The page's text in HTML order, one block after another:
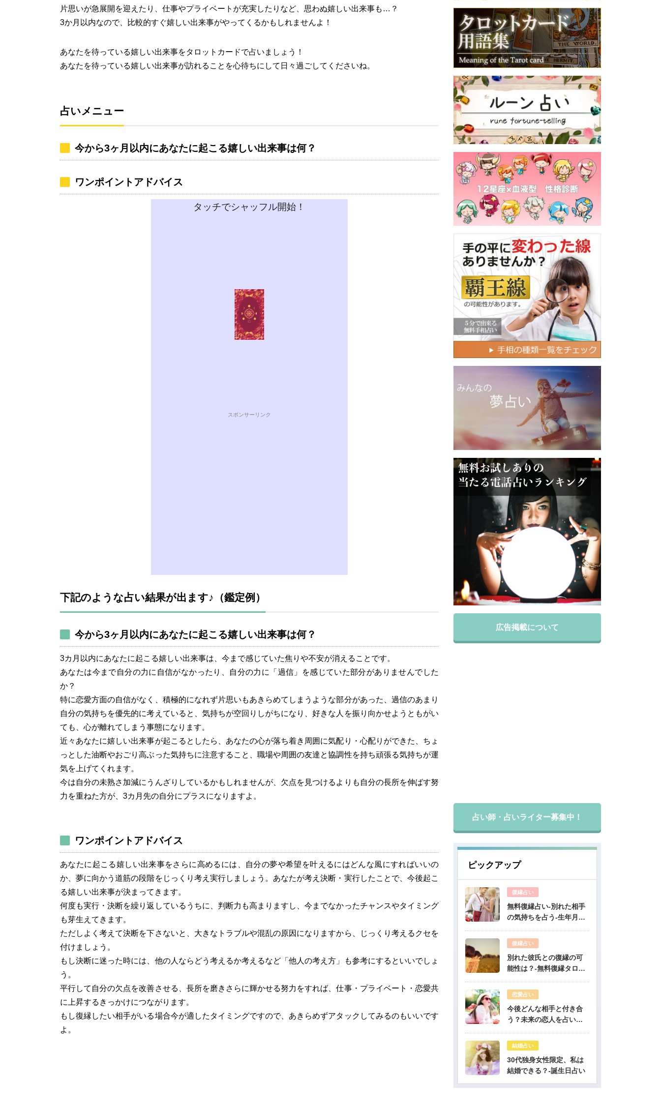
片思いが急展開を迎えたり、仕事やプライベートが充実したりなど、思わぬ嬉しい出来事も…？
3か月以内なので、比較的すぐ嬉しい出来事がやってくるかもしれませんよ！
あなたを待っている嬉しい出来事をタロットカードで占いましょう！
あなたを待っている嬉しい出来事が訪れることを心待ちにして日々過ごしてくださいね。
占いメニュー
今から3ヶ月以内にあなたに起こる嬉しい出来事は何？
ワンポイントアドバイス
タッチでシャッフル開始！
スポンサーリンク
下記のような占い結果が出ます♪（鑑定例）
今から3ヶ月以内にあなたに起こる嬉しい出来事は何？
3カ月以内にあなたに起こる嬉しい出来事は、今まで感じていた焦りや不安が消えることです。
あなたは今まで自分の力に自信がなかったり、自分の力に「過信」を感じていた部分がありませんでした
か？
特に恋愛方面の自信がなく、積極的になれず片思いもあきらめてしまうような部分があった、過信のあまり
自分の気持ちを優先的に考えていると、気持ちが空回りしがちになり、好きな人を振り向かせようともがい
ても、心が離れてしまう事態になります。
近々あなたに嬉しい出来事が起こるとしたら、あなたの心が落ち着き周囲に気配り・心配りができた、ちょ
っとした油断やおごり高ぶった気持ちに注意すること、職場や周囲の友達と協調性を持ち頑張る気持ちが運
気を上げてくれます。
今は自分の未熟さ加減にうんざりしているかもしれませんが、欠点を見つけるよりも自分の長所を伸ばす努
力を重ねた方が、3カ月先の自分にプラスになりますよ。
ワンポイントアドバイス
あなたに起こる嬉しい出来事をさらに高めるには、自分の夢や希望を叶えるにはどんな風にすればいいの
か、夢に向かう道筋の段階をじっくり考え実行しましょう。あなたが考え決断・実行したことで、今後起こ
る嬉しい出来事が決まってきます。
何度も実行・決断を繰り返しているうちに、判断力も高まりますし、今までなかったチャンスやタイミング
も芽生えてきます。
ただしよく考えて決断を下さないと、大きなトラブルや混乱の原因になりますから、じっくり考えるクセを
付けましょう。
もし決断に迷った時には、他の人ならどう考えるか考えるなど「他人の考え方」も参考にするといいでしょ
う。
平行して自分の欠点を改善させる、長所を磨きさらに輝かせる努力をすれば、仕事・プライベート・恋愛共
に上昇するきっかけにつながります。
もし復縁したい相手がいる場合今が適したタイミングですので、あきらめずアタックしてみるのもいいです
よ。
広告掲載について
占い師・占いライター募集中！
ピックアップ
復縁占い
無料復縁占い-別れた相手
の気持ちを占う-生年月日
復縁占い
別れた彼氏との復縁の可
能性は？-無料復縁タロッ
恋愛占い
今後どんな相手と付き合
う？未来の恋人を占いま
結婚占い
30代独身女性限定、私は
結婚できる？-誕生日占い